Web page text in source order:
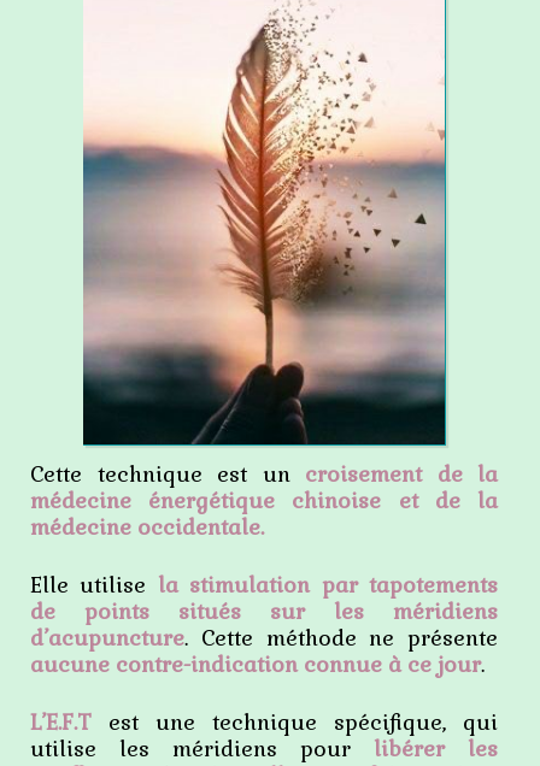
Cette technique est un croisement de la
médecine énergétique chinoise et de la
médecine occidentale.
Elle utilise la stimulation par tapotements
de points situés sur les méridiens
d’acupuncture. Cette méthode ne présente
aucune contre-indication connue à ce jour.
L’E.F.T est une technique spécifique, qui
utilise les méridiens pour libérer les